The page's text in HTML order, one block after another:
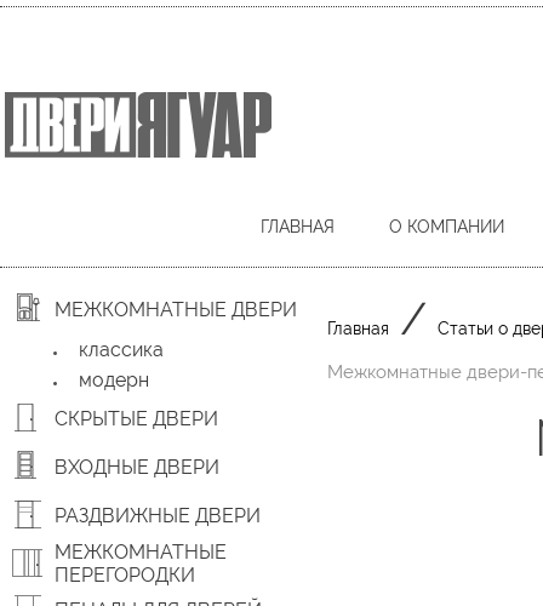
ГЛАВНАЯ О КОМПАНИИ
МЕЖКОМНАТНЫЕ ДВЕРИ
классика
модерн
СКРЫТЫЕ ДВЕРИ
ВХОДНЫЕ ДВЕРИ
РАЗДВИЖНЫЕ ДВЕРИ
МЕЖКОМНАТНЫЕ
ПЕРЕГОРОДКИ
Главная / Статьи о
Межкомнатные двери-